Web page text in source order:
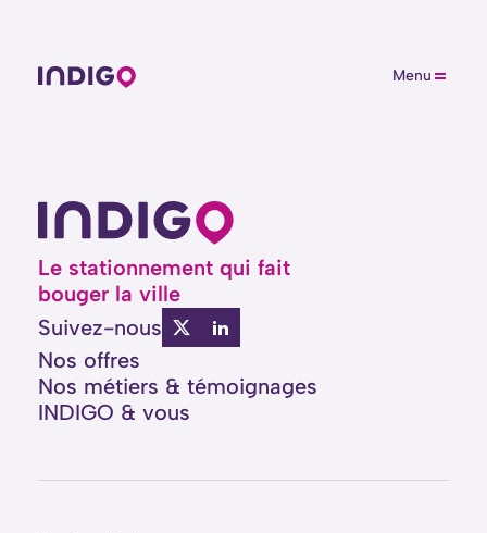
Menu
Suivez-nous
Nos offres
Nos métiers & témoignages
INDIGO & vous
Le stationnement qui fait
bouger la ville